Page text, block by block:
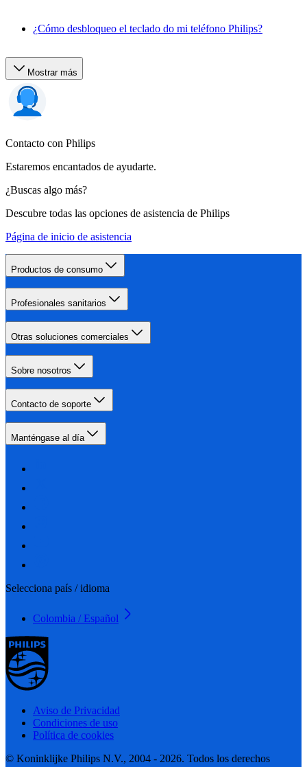
¿Cómo desbloqueo el teclado do mi teléfono Philips?
Mostrar más
Contacto con Philips
Estaremos encantados de ayudarte.
¿Buscas algo más?
Descubre todas las opciones de asistencia de Philips
Página de inicio de asistencia
Productos de consumo
Profesionales sanitarios
Otras soluciones comerciales
Sobre nosotros
Contacto de soporte
Manténgase al día
Selecciona país / idioma
Colombia / Español
Aviso de Privacidad
Condiciones de uso
Política de cookies
© Koninklijke Philips N.V., 2004 - 2026. Todos los derechos